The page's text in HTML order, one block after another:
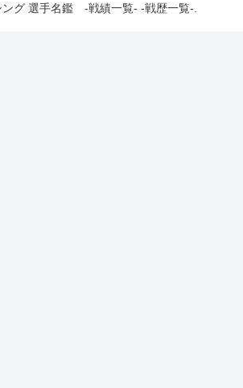
グ 選手名鑑 -戦績一覧- -戦歴一覧-.